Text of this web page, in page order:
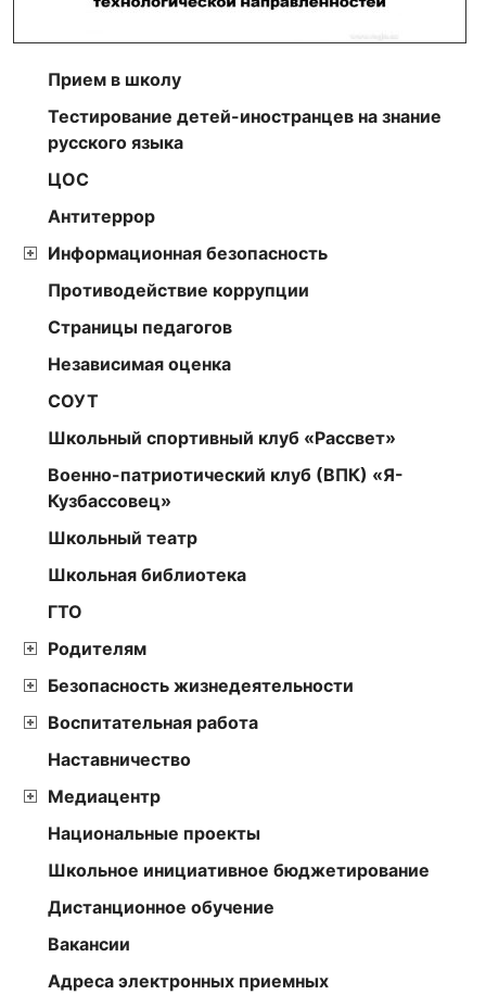
Прием в школу
Тестирование детей-иностранцев на знание
русского языка
ЦОС
Антитеррор
Информационная безопасность
Противодействие коррупции
Страницы педагогов
Независимая оценка
СОУТ
Школьный спортивный клуб «Рассвет»
Военно-патриотический клуб (ВПК) «Я-
Кузбассовец»
Школьный театр
Школьная библиотека
ГТО
Родителям
Безопасность жизнедеятельности
Воспитательная работа
Наставничество
Медиацентр
Национальные проекты
Школьное инициативное бюджетирование
Дистанционное обучение
Вакансии
Адреса электронных приемных